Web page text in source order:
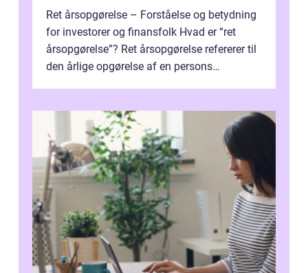
Ret årsopgørelse – Forståelse og betydning
for investorer og finansfolk Hvad er “ret
årsopgørelse”? Ret årsopgørelse refererer til
den årlige opgørelse af en persons